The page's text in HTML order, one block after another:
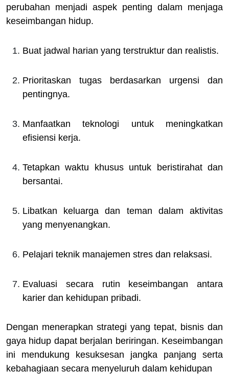
perubahan menjadi aspek penting dalam menjaga
keseimbangan hidup.
Buat jadwal harian yang terstruktur dan realistis.
Prioritaskan tugas berdasarkan urgensi dan
pentingnya.
Manfaatkan teknologi untuk meningkatkan
efisiensi kerja.
Tetapkan waktu khusus untuk beristirahat dan
bersantai.
Libatkan keluarga dan teman dalam aktivitas
yang menyenangkan.
Pelajari teknik manajemen stres dan relaksasi.
Evaluasi secara rutin keseimbangan antara
karier dan kehidupan pribadi.
Dengan menerapkan strategi yang tepat, bisnis dan
gaya hidup dapat berjalan beriringan. Keseimbangan
ini mendukung kesuksesan jangka panjang serta
kebahagiaan secara menyeluruh dalam kehidupan